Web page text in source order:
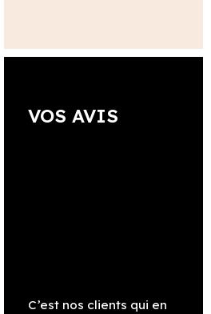
VOS AVIS
C’est nos clients qui en